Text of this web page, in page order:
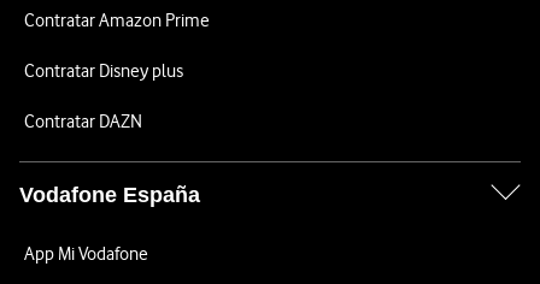
Contratar Amazon Prime
Contratar Disney plus
Contratar DAZN
Vodafone España
App Mi Vodafone